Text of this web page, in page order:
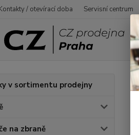
/ otevírací doba Servisní centrum
v sortimentu prodejny
na zbraně